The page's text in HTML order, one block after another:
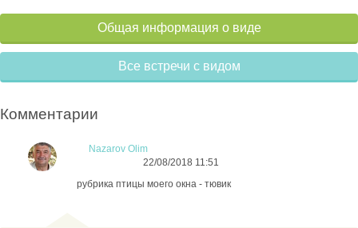
Общая информация о виде
Все встречи с видом
Комментарии
Nazarov Olim
22/08/2018 11:51
рубрика птицы моего окна - тювик